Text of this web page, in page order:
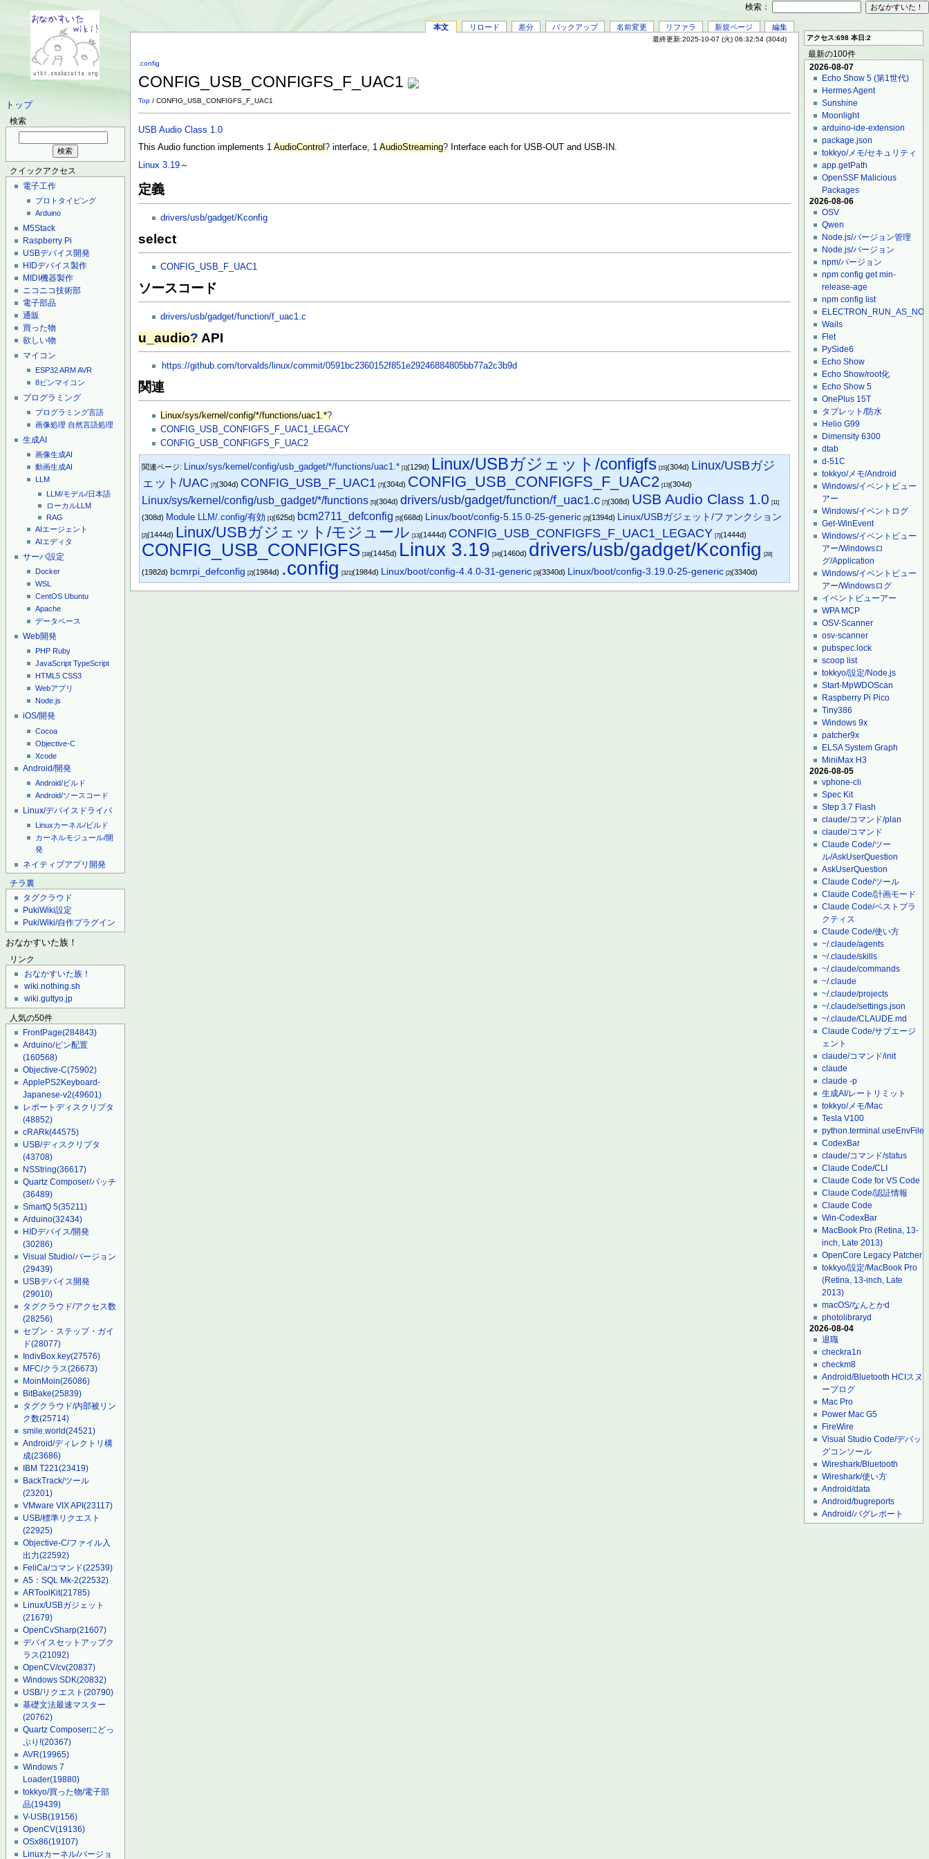
トップ
検索
クイックアクセス
電子工作
プロトタイピング
Arduino
M5Stack
Raspberry Pi
USBデバイス開発
HIDデバイス製作
MIDI機器製作
ニコニコ技術部
電子部品
通販
買った物
欲しい物
マイコン
ESP32ARMAVR
8ピンマイコン
プログラミング
プログラミング言語
画像処理 自然言語処理
生成AI
画像生成AI
動画生成AI
LLM
LLM/モデル/日本語
ローカルLLM
RAG
AIエージェント
AIエディタ
サーバ設定
Docker
WSL
CentOS Ubuntu
Apache
データベース
Web開発
PHP Ruby
JavaScript TypeScript
HTML5 CSS3
Webアプリ
Node.js
iOS/開発
Cocoa
Objective-C
Xcode
Android/開発
Android/ビルド
Android/ソースコード
Linux/デバイスドライバ
Linuxカーネル/ビルド
カーネルモジュール/開
発
ネイティブアプリ開発
チラ裏
タグクラウド
PukiWiki設定
PukiWiki/自作プラグイン
おなかすいた族！
リンク
おなかすいた族！
wiki.nothing.sh
wiki.guttyo.jp
人気の50件
FrontPage(284843)
Arduino/ピン配置
(160568)
Objective-C(75902)
ApplePS2Keyboard-
Japanese-v2(49601)
レポートディスクリプタ
(48852)
cRARk(44575)
USB/ディスクリプタ
(43708)
NSString(36617)
Quartz Composer/パッチ
(36489)
SmartQ 5(35211)
Arduino(32434)
HIDデバイス/開発
(30286)
Visual Studio/バージョン
(29439)
USBデバイス開発
(29010)
タグクラウド/アクセス数
(28256)
セブン・ステップ・ガイ
ド(28077)
IndivBox.key(27576)
MFC/クラス(26673)
MoinMoin(26086)
BitBake(25839)
タグクラウド/内部被リン
ク数(25714)
smile.world(24521)
Android/ディレクトリ構
成(23686)
IBM T221(23419)
BackTrack/ツール
(23201)
VMware VIX API(23117)
USB/標準リクエスト
(22925)
Objective-C/ファイル入
出力(22592)
FeliCa/コマンド(22539)
A5：SQL Mk-2(22532)
ARToolKit(21785)
Linux/USBガジェット
(21679)
OpenCvSharp(21607)
デバイスセットアップク
ラス(21092)
OpenCV/cv(20837)
Windows SDK(20832)
USB/リクエスト(20790)
基礎文法最速マスター
(20762)
Quartz Composerにどっ
ぷり!(20367)
AVR(19965)
Windows 7
Loader(19880)
tokkyo/買った物/電子部
品(19439)
V-USB(19156)
OpenCV(19136)
OSx86(19107)
Linuxカーネル/バージョ
本文 リロード 差分 バックアップ 名前変更 リファラ 新規ページ 編集
最終更新:2025-10-07 (火) 06:32:54 (304d)
.config
CONFIG_USB_CONFIGFS_F_UAC1
Top / CONFIG_USB_CONFIGFS_F_UAC1
USB Audio Class 1.0
This Audio function implements 1AudioControl? interface, 1AudioStreaming? Interface each for USB-OUT and USB-IN.
Linux 3.19～
定義
drivers/usb/gadget/Kconfig
select
CONFIG_USB_F_UAC1
ソースコード
drivers/usb/gadget/function/f_uac1.c
u_audio? API
https://github.com/torvalds/linux/commit/0591bc2360152f851e29246884805bb77a2c3b9d
関連
Linux/sys/kernel/config/*/functions/uac1.*?
CONFIG_USB_CONFIGFS_F_UAC1_LEGACY
CONFIG_USB_CONFIGFS_F_UAC2
関連ページ: Linux/sys/kernel/config/usb_gadget/*/functions/uac1.* [1](129d) Linux/USBガジェット/configfs [15](304d) Linux/USBガジ
ェット/UAC [7](304d) CONFIG_USB_F_UAC1 [7](304d) CONFIG_USB_CONFIGFS_F_UAC2 [13](304d)
Linux/sys/kernel/config/usb_gadget/*/functions [5](304d)drivers/usb/gadget/function/f_uac1.c [7](308d) USB Audio Class 1.0 [11]
(308d) Module LLM/.config/有効 [1](625d) bcm2711_defconfig [5](668d) Linux/boot/config-5.15.0-25-generic [2](1394d) Linux/USBガジェット/ファンクション
[2](1444d) Linux/USBガジェット/モジュール [13](1444d) CONFIG_USB_CONFIGFS_F_UAC1_LEGACY [7](1444d)
CONFIG_USB_CONFIGFS [18](1445d) Linux 3.19 [34](1460d) drivers/usb/gadget/Kconfig [28]
(1982d) bcmrpi_defconfig [2](1984d) .config [321](1984d) Linux/boot/config-4.4.0-31-generic [3](3340d) Linux/boot/config-3.19.0-25-generic [2](3340d)
アクセス:698 本日:2
最新の100件
2026-08-07
Echo Show 5 (第1世代)
Hermes Agent
Sunshine
Moonlight
arduino-ide-extension
package.json
tokkyo/メモ/セキュリティ
app.getPath
OpenSSF Malicious
Packages
2026-08-06
OSV
Qwen
Node.js/バージョン管理
Node.js/バージョン
npm/バージョン
npm config get min-
release-age
npm config list
Wails
Flet
PySide6
Echo Show
Echo Show/root化
Echo Show 5
OnePlus 15T
タブレット/防水
Helio G99
Dimensity 6300
dtab
d-51C
tokkyo/メモ/Android
Windows/イベントビュー
アー
Windows/イベントログ
Get-WinEvent
Windows/イベントビュー
アー/Windowsロ
グ/Application
Windows/イベントビュー
アー/Windowsログ
イベントビューアー
WPA MCP
OSV-Scanner
osv-scanner
pubspec.lock
scoop list
tokkyo/設定/Node.js
Start-MpWDOScan
Raspberry Pi Pico
Tiny386
Windows 9x
patcher9x
ELSA System Graph
MiniMax H3
2026-08-05
vphone-cli
Spec Kit
Step 3.7 Flash
claude/コマンド/plan
claude/コマンド
Claude Code/ツー
ル/AskUserQuestion
AskUserQuestion
Claude Code/ツール
Claude Code/計画モード
Claude Code/ベストプラ
クティス
Claude Code/使い方
~/.claude/agents
~/.claude/skills
~/.claude/commands
~/.claude
~/.claude/projects
~/.claude/settings.json
~/.claude/CLAUDE.md
Claude Code/サブエージ
ェント
claude/コマンド/init
claude
claude -p
生成AI/レートリミット
tokkyo/メモ/Mac
Tesla V100
python.terminal.useEnvFile
CodexBar
claude/コマンド/status
Claude Code/CLI
Claude Code for VS Code
Claude Code/認証情報
Claude Code
Win-CodexBar
MacBook Pro (Retina, 13-
inch, Late 2013)
OpenCore Legacy Patcher
tokkyo/設定/MacBook Pro
(Retina, 13-inch, Late
2013)
macOS/なんとかd
photolibraryd
2026-08-04
退職
checkra1n
checkm8
Android/Bluetooth HCIスヌ
ープログ
Mac Pro
Power Mac G5
FireWire
Visual Studio Code/デバッ
グコンソール
Wireshark/Bluetooth
Wireshark/使い方
Android/data
Android/bugreports
Android/バグレポート
検索：